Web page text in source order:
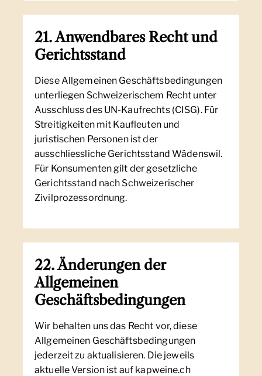
21. Anwendbares Recht und
Gerichtsstand
Diese Allgemeinen Geschäftsbedingungen
unterliegen Schweizerischem Recht unter
Ausschluss des UN-Kaufrechts (CISG). Für
Streitigkeiten mit Kaufleuten und
juristischen Personen ist der
ausschliessliche Gerichtsstand Wädenswil.
Für Konsumenten gilt der gesetzliche
Gerichtsstand nach Schweizerischer
Zivilprozessordnung.
22. Änderungen der
Allgemeinen
Geschäftsbedingungen
Wir behalten uns das Recht vor, diese
Allgemeinen Geschäftsbedingungen
jederzeit zu aktualisieren. Die jeweils
aktuelle Version ist auf kapweine.ch